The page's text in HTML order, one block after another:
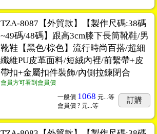
TZA-8087【外貿款】【製作尺碼:38碼
~49碼/48碼】跟高3cm膝下長筒靴鞋/男
靴鞋【黑色/棕色】流行時尚百搭/超細
纖維PU皮革面料/短絨內裡/前繫帶+皮
帶扣+金屬扣件裝飾/內側拉鍊閉合
會員方可看到會員價
一般價 1068 元...等
會員價 ? 元...等
訂購